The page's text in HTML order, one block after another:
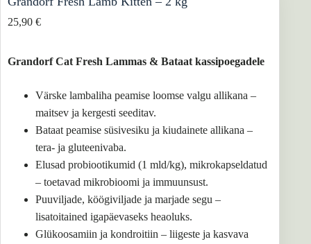
25,90 €
Grandorf Cat Fresh Lammas & Bataat kassipoegadele
Värske lambaliha peamise loomse valgu allikana –
maitsev ja kergesti seeditav.
Bataat peamise süsivesiku ja kiudainete allikana –
tera- ja gluteenivaba.
Elusad probiootikumid (1 mld/kg), mikrokapseldatud
– toetavad mikrobioomi ja immuunsust.
Puuviljade, köögiviljade ja marjade segu –
lisatoitained igapäevaseks heaoluks.
Glükoosamiin ja kondroitiin – liigeste ja kasvava